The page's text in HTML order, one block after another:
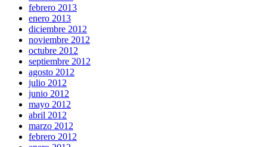
febrero 2013
enero 2013
diciembre 2012
noviembre 2012
octubre 2012
septiembre 2012
agosto 2012
julio 2012
junio 2012
mayo 2012
abril 2012
marzo 2012
febrero 2012